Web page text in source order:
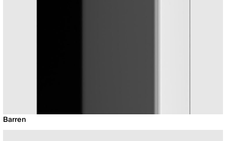
Barren